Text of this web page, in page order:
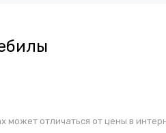
может отличаться от цены в